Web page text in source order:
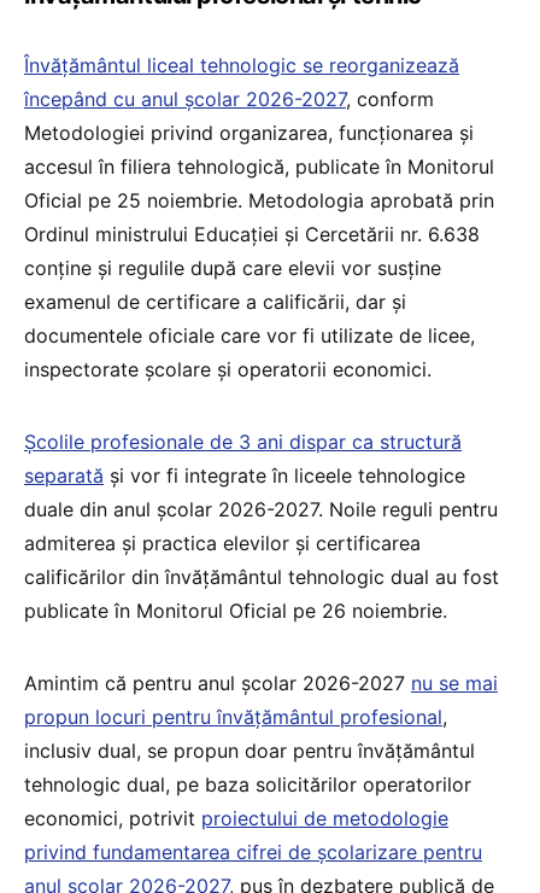
Învățământul liceal tehnologic se reorganizează
începând cu anul școlar 2026-2027, conform
Metodologiei privind organizarea, funcționarea și
accesul în filiera tehnologică, publicate în Monitorul
Oficial pe 25 noiembrie. Metodologia aprobată prin
Ordinul ministrului Educației și Cercetării nr. 6.638
conține și regulile după care elevii vor susține
examenul de certificare a calificării, dar și
documentele oficiale care vor fi utilizate de licee,
inspectorate școlare și operatorii economici.
Școlile profesionale de 3 ani dispar ca structură
separată și vor fi integrate în liceele tehnologice
duale din anul școlar 2026-2027. Noile reguli pentru
admiterea și practica elevilor și certificarea
calificărilor din învățământul tehnologic dual au fost
publicate în Monitorul Oficial pe 26 noiembrie.
Amintim că pentru anul școlar 2026-2027 nu se mai
propun locuri pentru învățământul profesional,
inclusiv dual, se propun doar pentru învățământul
tehnologic dual, pe baza solicitărilor operatorilor
economici, potrivit proiectului de metodologie
privind fundamentarea cifrei de școlarizare pentru
anul școlar 2026-2027, pus în dezbatere publică de